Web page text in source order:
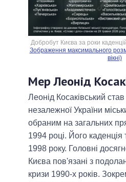
Добробут Києва за роки
Зображення максимального
вікні)
Мер Леонід
Леонід Косаківський
незалежної України
обраним на загальних
1994 році. Його
1998 року. Головні
Києва пов'язані з
кризи 1990-х років.